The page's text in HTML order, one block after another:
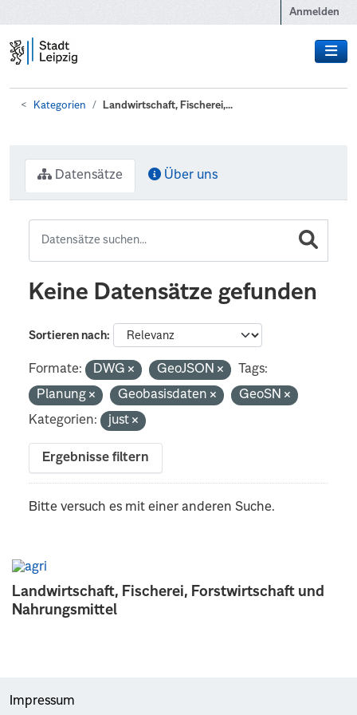
Anmelden
Kategorien Landwirtschaft, Fischerei,...
Landwirtschaft, Fischerei, Forstwirtschaft und
Nahrungsmittel
Datensätze Über uns
Keine Datensätze gefunden
Sortieren nach
Formate: DWG GeoJSON
Tags:
Planung
Geobasisdaten
GeoSN
Kategorien:
just
Ergebnisse filtern
Bitte versuch es mit einer anderen Suche.
Impressum